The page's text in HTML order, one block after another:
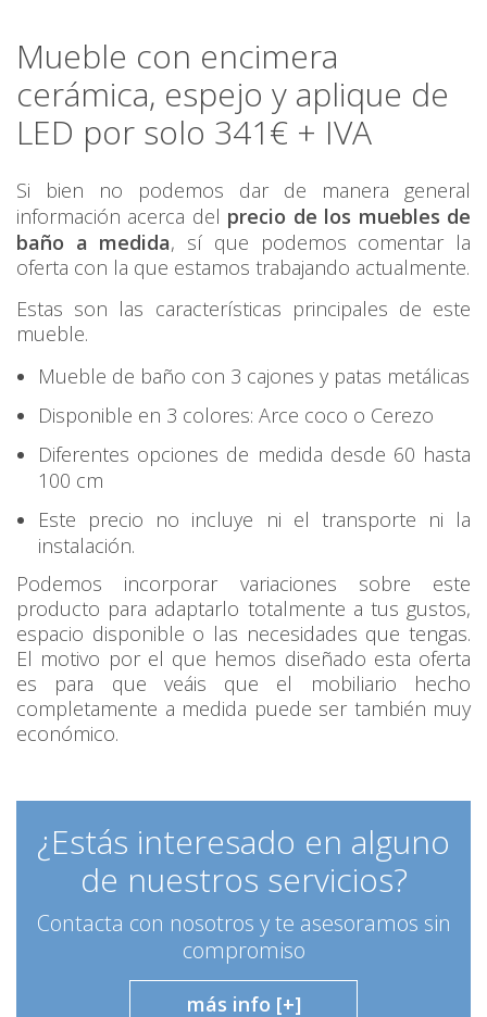
Mueble con encimera
cerámica, espejo y aplique de
LED por solo 341€ + IVA
Si bien no podemos dar de manera general
información acerca del precio de los muebles de
baño a medida, sí que podemos comentar la
oferta con la que estamos trabajando actualmente.
Estas son las características principales de este
mueble.
Mueble de baño con 3 cajones y patas metálicas
Disponible en 3 colores: Arce coco o Cerezo
Diferentes opciones de medida desde 60 hasta
100 cm
Este precio no incluye ni el transporte ni la
instalación.
Podemos incorporar variaciones sobre este
producto para adaptarlo totalmente a tus gustos,
espacio disponible o las necesidades que tengas.
El motivo por el que hemos diseñado esta oferta
es para que veáis que el mobiliario hecho
completamente a medida puede ser también muy
económico.
¿Estás interesado en alguno
de nuestros servicios?
Contacta con nosotros y te asesoramos sin
compromiso
más info [+]